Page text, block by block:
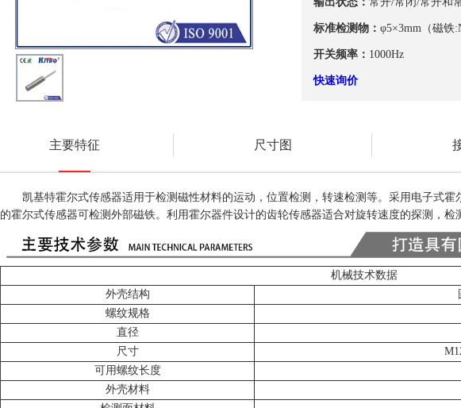
标准检测物： φ5×3mm（磁铁
开关频率： 1000Hz
快速询价
主要特征 尺寸图
凯基特霍尔式传感器适用于检测磁性材料的运动，位置检测，转速检测等。采用电子式霍
的霍尔式传感器可检测外部磁铁。利用霍尔器件设计的齿轮传感器适合对旋转速度的探测，检
机械技术数据
外壳结构
螺纹规格
直径
尺寸
可用螺纹长度
外壳材料